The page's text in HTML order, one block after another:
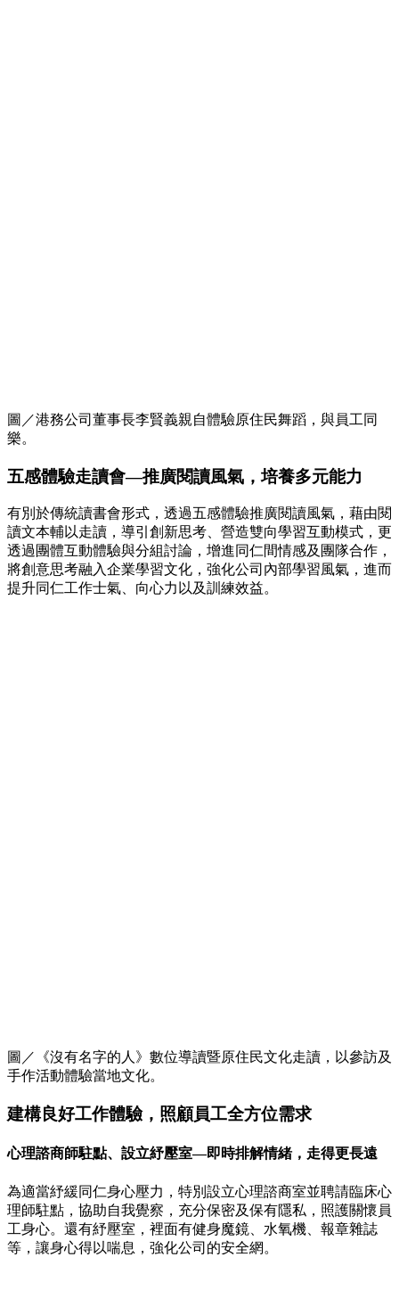
圖／港務公司董事長李賢義親自體驗原住民舞蹈，與員工同
樂。
五感體驗走讀會—推廣閱讀風氣，培養多元能力
有別於傳統讀書會形式，透過五感體驗推廣閱讀風氣，藉由閱
讀文本輔以走讀，導引創新思考、營造雙向學習互動模式，更
透過團體互動體驗與分組討論，增進同仁間情感及團隊合作，
將創意思考融入企業學習文化，強化公司內部學習風氣，進而
提升同仁工作士氣、向心力以及訓練效益。
圖／《沒有名字的人》數位導讀暨原住民文化走讀，以參訪及
手作活動體驗當地文化。
建構良好工作體驗，照顧員工全方位需求
心理諮商師駐點、設立紓壓室—即時排解情緒，走得更長遠
為適當紓緩同仁身心壓力，特別設立心理諮商室並聘請臨床心
理師駐點，協助自我覺察，充分保密及保有隱私，照護關懷員
工身心。還有紓壓室，裡面有健身魔鏡、水氧機、報章雜誌
等，讓身心得以喘息，強化公司的安全網。